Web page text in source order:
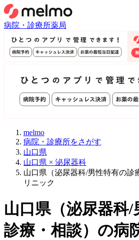
病院・診療所薬局
melmo
病院・診療所をさがす
山口県
山口県 × 泌尿器科
山口県（泌尿器科/男性特有の診
リニック
山口県（泌尿器科/
診療・相談） の病